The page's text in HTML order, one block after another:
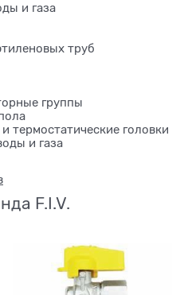
и газа
труб
группы
термостатические головки
и газа
F.I.V.